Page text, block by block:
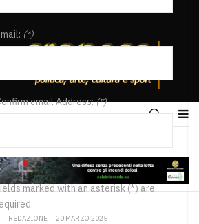
(*)
email Address:(*)
marked with an asterisk (*) are
REDAZIONE 20 MARZO 2025